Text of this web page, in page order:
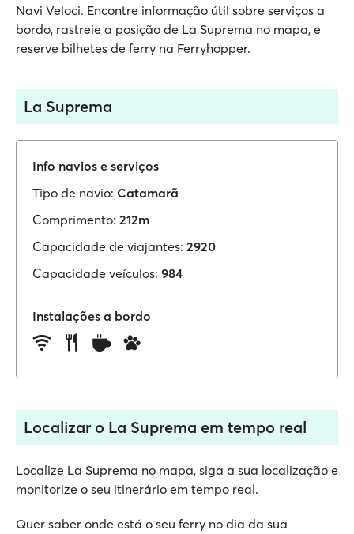
Navi Veloci. Encontre informação útil sobre serviços a
bordo, rastreie a posição de La Suprema no mapa, e
reserve bilhetes de ferry na Ferryhopper.
La Suprema
Info navios e serviços
Tipo de navio: Catamarã
Comprimento: 212m
Capacidade de viajantes: 2920
Capacidade veículos: 984
Instalações a bordo
Localizar o La Suprema em tempo real
Localize La Suprema no mapa, siga a sua localização e
monitorize o seu itinerário em tempo real.
Quer saber onde está o seu ferry no dia da sua